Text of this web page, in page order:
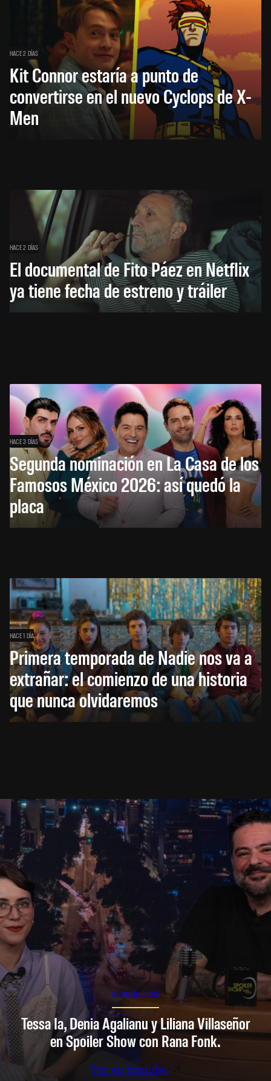
HACE 2 DÍAS
Kit Connor estaría a punto de
convertirse en el nuevo Cyclops de X-
Men
HACE 2 DÍAS
El documental de Fito Páez en Netflix
ya tiene fecha de estreno y tráiler
HACE 3 DÍAS
Segunda nominación en La Casa de los
Famosos México 2026: así quedó la
placa
HACE 1 DÍA
Primera temporada de Nadie nos va a
extrañar: el comienzo de una historia
que nunca olvidaremos
SPOILER SHOW
Tessa Ia, Denia Agalianu y Liliana Villaseñor
en Spoiler Show con Rana Fonk.
Ver en Youtube